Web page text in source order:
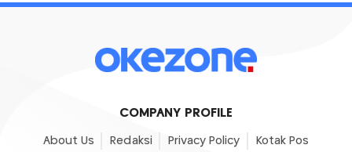
COMPANY PROFILE
About Us Redaksi Privacy Policy Kotak Pos